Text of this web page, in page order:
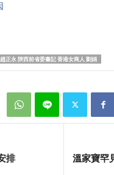
正永 陝西前省委書記 香港女商人 劉娟
排
溫家寶罕